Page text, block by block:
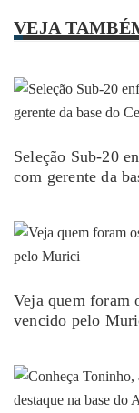
VEJA
Seleção Sub-20
com gerente da
Veja quem foram
vencido pelo